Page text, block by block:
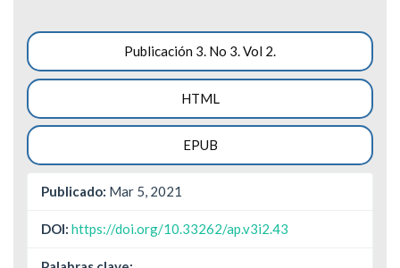
Barra
lateral
del
artículo
Publicación 3. No 3. Vol 2.
HTML
EPUB
Publicado: Mar 5, 2021
DOI: https://doi.org/10.33262/ap.v3i2.43